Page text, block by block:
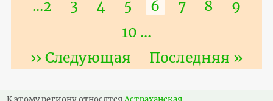
Страница
…2 Страница
3 Страница
4 Страница
5
Текущая
6 Страница
7 8
9
Страница
10 …
Следующая
›› Следующая
Последняя
Последняя »